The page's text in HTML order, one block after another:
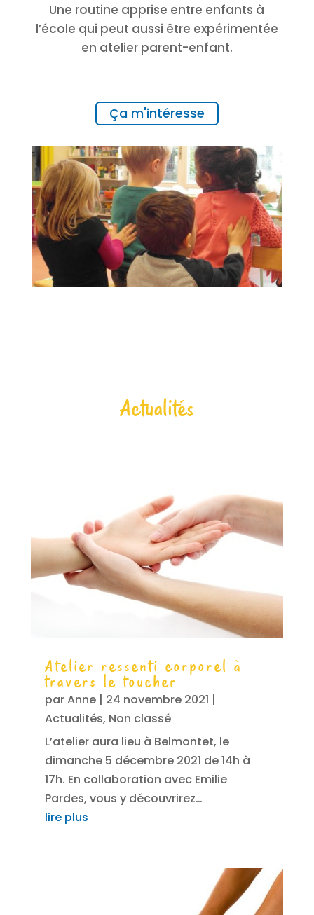
Une routine apprise entre enfants à
l’école qui peut aussi être expérimentée
en atelier parent-enfant.
Ça m'intéresse
Actualités
Atelier ressenti corporel à
travers le toucher
parAnne| 24 novembre 2021 |
Actualités, Non classé
L’atelier aura lieu à Belmontet, le
dimanche 5 décembre 2021 de 14h à
17h. En collaboration avec Emilie
Pardes, vous y découvrirez…
lire plus